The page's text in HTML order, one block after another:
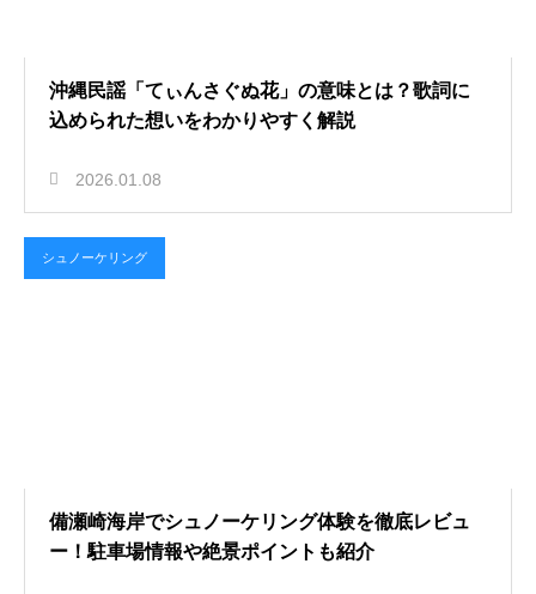
沖縄民謡「てぃんさぐぬ花」の意味とは？歌詞に
込められた想いをわかりやすく解説
2026.01.08
シュノーケリング
備瀬崎海岸でシュノーケリング体験を徹底レビュ
ー！駐車場情報や絶景ポイントも紹介